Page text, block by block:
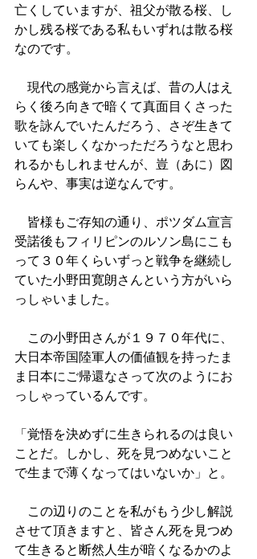
亡くしていますが、祖父が散る桜、し
かし残る桜である私もいずれは散る桜
なのです。
現代の感覚から言えば、昔の人はえ
らく後ろ向きで暗くて真面目くさった
歌を詠んでいたんだろう、さぞ生きて
いても楽しくなかっただろうなと思わ
れるかもしれませんが、豈（あに）図
らんや、事実は逆なんです。
皆様もご存知の通り、ポツダム宣言
受諾後もフィリピンのルソン島にこも
って３０年くらいずっと戦争を継続し
ていた小野田寛朗さんという方がいら
っしゃいました。
この小野田さんが１９７０年代に、
大日本帝国陸軍人の価値観を持ったま
ま日本にご帰還なさって次のようにお
っしゃっているんです。
「覚悟を決めずに生きられるのは良い
ことだ。しかし、死を見つめないこと
で生まで薄くなってはいないか」と。
この辺りのことを私がもう少し解説
させて頂きますと、皆さん死を見つめ
て生きると断然人生が暗くなるかのよ